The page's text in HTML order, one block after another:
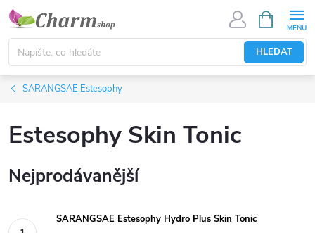
Přejít
obsah
HLEDAT
NÁKUPNÍ
KOŠÍK
SARANGSAE Estesophy
Estesophy Skin Tonic
Nejprodávanější
SARANGSAE Estesophy Hydro Plus Skin Tonic